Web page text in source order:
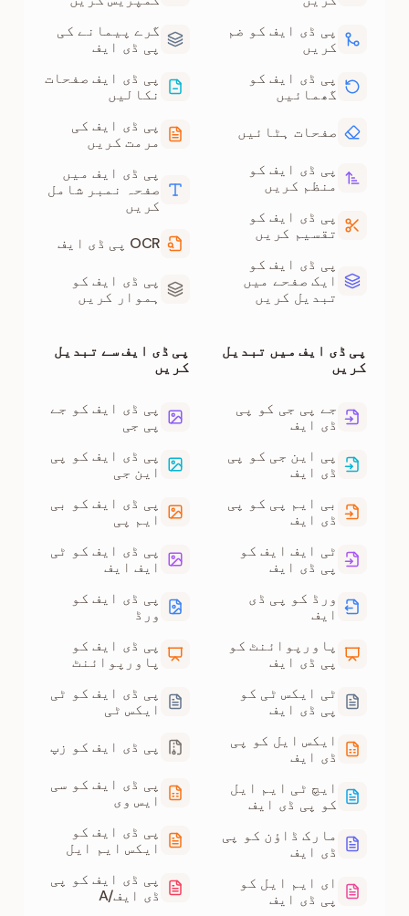
پی ڈی ایف کو ضم
کریں
پی ڈی ایف کو
گھمائیں
صفحات ہٹائیں
پی ڈی ایف کو
منظم کریں
پی ڈی ایف کو
تقسیم کریں
پی ڈی ایف کو
ایک صفحے میں
تبدیل کریں
گرے پیمانے کی
پی ڈی ایف
پی ڈی ایف صفحات
نکالیں
پی ڈی ایف کی
مرمت کریں
پی ڈی ایف میں
صفحہ نمبر شامل
کریں
OCR پی ڈی ایف
پی ڈی ایف کو
ہموار کریں
پی ڈی ایف میں تبدیل
کریں
جے پی جی کو پی
ڈی ایف
پی این جی کو پی
ڈی ایف
بی ایم پی کو پی
ڈی ایف
ٹی ایف ایف کو
پی ڈی ایف
ورڈ کو پی ڈی
ایف
پاورپوائنٹ کو
پی ڈی ایف
ٹی ایکس ٹی کو
پی ڈی ایف
ایکس ایل کو پی
ڈی ایف
ایچ ٹی ایم ایل
کو پی ڈی ایف
مارک ڈاؤن کو پی
ڈی ایف
ای ایم ایل کو
پی ڈی ایف
پی ڈی ایف سے تبدیل
کریں
پی ڈی ایف کو جے
پی جی
پی ڈی ایف کو پی
این جی
پی ڈی ایف کو بی
ایم پی
پی ڈی ایف کو ٹی
ایف ایف
پی ڈی ایف کو
ورڈ
پی ڈی ایف کو
پاورپوائنٹ
پی ڈی ایف کو ٹی
ایکس ٹی
پی ڈی ایف کو زپ
پی ڈی ایف کو سی
ایس وی
پی ڈی ایف کو
ایکس ایم ایل
پی ڈی ایف کو پی
ڈی ایف/A